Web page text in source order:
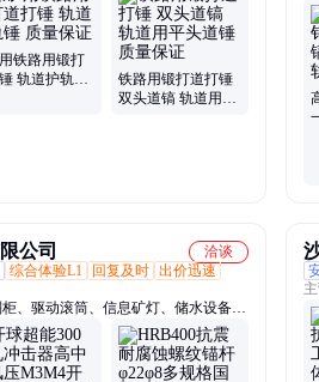
铁路用锻打
轨道护轨锤
铁路用锻打道打锤
双头道镐 轨道用平
公司
洽谈
综合体验L1 回复及时 出价迅速
、驱动滚筒、信息矿灯、储水设备、
、角铝压条、输送机配件、位移传感
液压摇臂钻床、正压式采样器、升降
合金钎头、单体液压支柱、压力测定